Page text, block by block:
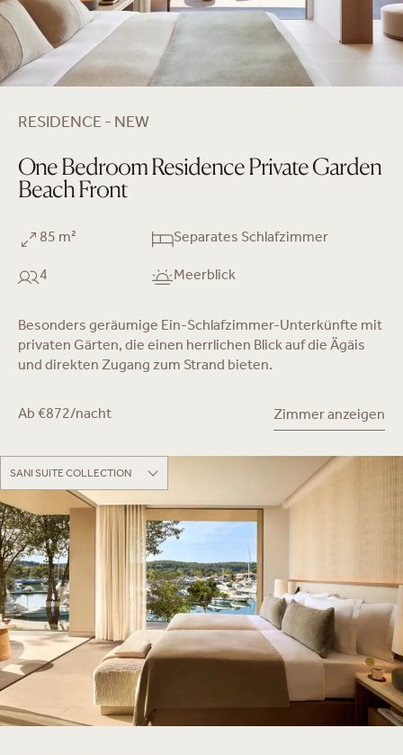
RESIDENCE - NEW
One Bedroom Residence Private Garden
Beach Front
85 m²
4
Separates Schlafzimmer
Meerblick
Besonders geräumige Ein-Schlafzimmer-Unterkünfte mit
privaten Gärten, die einen herrlichen Blick auf die Ägäis
und direkten Zugang zum Strand bieten.
Ab €872/nacht Zimmer anzeigen
SANI SUITE COLLECTION